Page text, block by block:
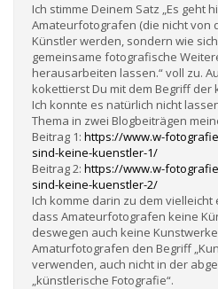
Ich stimme Deinem Satz „Es geht
Amateurfotografen (die nicht von
Künstler werden, sondern wie
gemeinsame fotografische
herausarbeiten lassen.“ voll zu.
kokettierst Du mit dem Begriff der
Ich konnte es natürlich nicht
Thema in zwei Blogbeiträgen
Beitrag 1: https://www.w-
sind-keine-kuenstler-1/
Beitrag 2: https://www.w-
sind-keine-kuenstler-2/
Ich komme darin zu dem
dass Amateurfotografen keine
deswegen auch keine
Amaturfotografen den Begriff
verwenden, auch nicht in der
„künstlerische Fotografie“.